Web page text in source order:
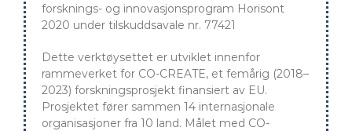
forsknings- og innovasjonsprogram Horisont
2020 under tilskuddsavale nr. 77421
Dette verktøysettet er utviklet innenfor
rammeverket for CO-CREATE, et femårig (2018–
2023) forskningsprosjekt finansiert av EU.
Prosjektet fører sammen 14 internasjonale
organisasjoner fra 10 land. Målet med CO-